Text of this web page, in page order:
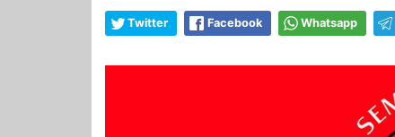
Twitter Facebook Whatsapp